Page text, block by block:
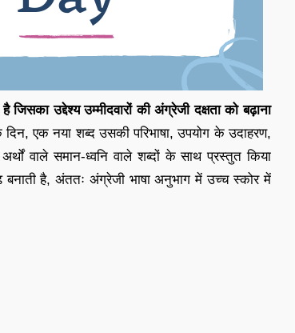
उद्देश्य उम्मीदवारों की अंग्रेजी दक्षता को बढ़ाना
दिन, एक नया शब्द उसकी परिभाषा, उपयोग के उदाहरण,
वाले समान-ध्वनि वाले शब्दों के साथ प्रस्तुत किया
है, अंततः अंग्रेजी भाषा अनुभाग में उच्च स्कोर में